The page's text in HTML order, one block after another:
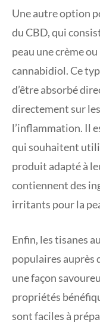
Une autre option
du CBD, qui
peau une crème
cannabidiol. Ce
d’être absorbé
directement sur
l’inflammation. Il
qui souhaitent
produit adapté à
contiennent des
irritants pour la
Enfin, les tisanes
populaires auprès
une façon
propriétés
sont faciles à